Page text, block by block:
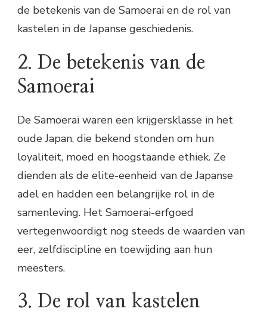
de betekenis van de Samoerai en de rol van
kastelen in de Japanse geschiedenis.
2. De betekenis van de
Samoerai
De Samoerai waren een krijgersklasse in het
oude Japan, die bekend stonden om hun
loyaliteit, moed en hoogstaande ethiek. Ze
dienden als de elite-eenheid van de Japanse
adel en hadden een belangrijke rol in de
samenleving. Het Samoerai-erfgoed
vertegenwoordigt nog steeds de waarden van
eer, zelfdiscipline en toewijding aan hun
meesters.
3. De rol van kastelen